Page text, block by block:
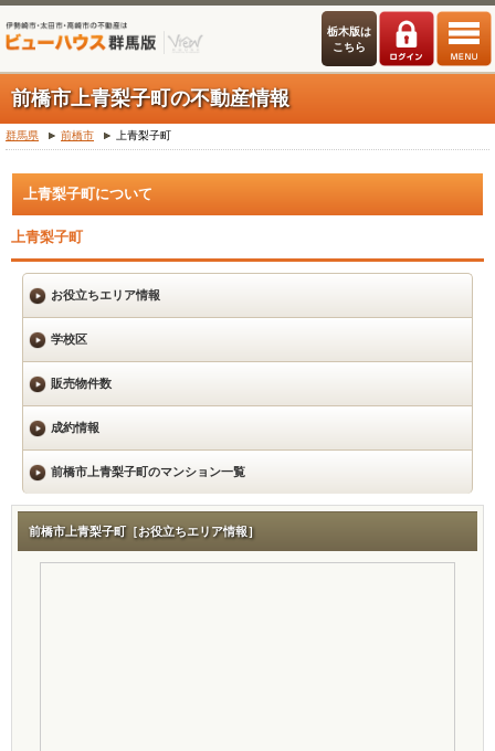
栃木版は
こちら
前橋市上青梨子町の不動産情報
群馬県 前橋市 上青梨子町
上青梨子町について
上青梨子町
お役立ちエリア情報
学校区
販売物件数
成約情報
前橋市上青梨子町のマンション一覧
前橋市上青梨子町［お役立ちエリア情報］